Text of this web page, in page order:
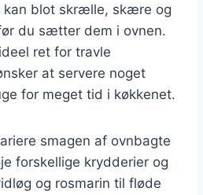
kan blot skrælle, skære og
du sætter dem i ovnen.
ret for travle
at servere noget
for meget tid i køkkenet.
smagen af ovnbagte
forskellige krydderier og
og rosmarin til fløde